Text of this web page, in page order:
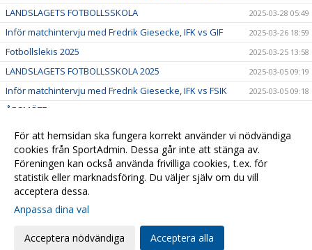
LANDSLAGETS FOTBOLLSSKOLA 2025-03-28 05:49
Inför matchintervju med Fredrik Giesecke, IFK vs GIF 2025-03-26 18:59
Fotbollslekis 2025 2025-03-25 13:58
LANDSLAGETS FOTBOLLSSKOLA 2025 2025-03-05 09:19
Inför matchintervju med Fredrik Giesecke, IFK vs FSIK 2025-03-05 09:18
ÅRSMÖTE
Efter matchintervju med Abdo Taher, VSK vs IFK 2025-03-05 09:11
Stöd oss i föreningen och få 25% på fotbollsskor! 2025-03-05 08:52
Välkommen till IFK Västerås FK 2025-01-14 19:24
inställningar
Webbversion
För att hemsidan ska fungera korrekt använder vi nödvändiga
cookies från SportAdmin. Dessa går inte att stänga av.
Föreningen kan också använda frivilliga cookies, t.ex. för
statistik eller marknadsföring. Du väljer själv om du vill
acceptera dessa.
Anpassa dina val
Acceptera nödvändiga Acceptera alla